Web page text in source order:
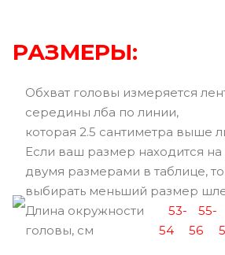
РАЗМЕРЫ:
Обхват головы измеряется
середины лба по линии,
которая 2.5 сантиметра выше
Если ваш размер находится
двумя размерами в таблице,
выбирать меньший размер
Длина окружности
головы, см
53-
54
55-
56